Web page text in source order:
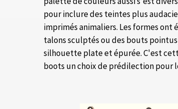
pour inclure des teintes plus
imprimés animaliers. Les formes
talons sculptés ou des bouts
silhouette plate et épurée. C'est
boots un choix de prédilection pour